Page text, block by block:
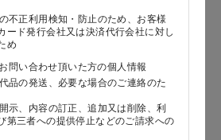
不正利用検知・防止のため、お客様
ード発行会社又は決済代行会社に対し
め
問い合わせ頂いた方の個人情報
品の発送、必要な場合のご連絡のた
示、内容の訂正、追加又は削除、利
第三者への提供停止などのご請求への